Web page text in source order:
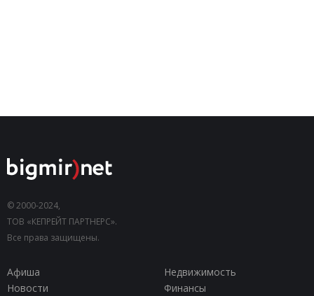
© 2000-2024,
ТОВ «КЕПРЕЙТ ПАРТНЕРС».
Все права защищены.
Афиша
Недвижимость
Новости
Финансы